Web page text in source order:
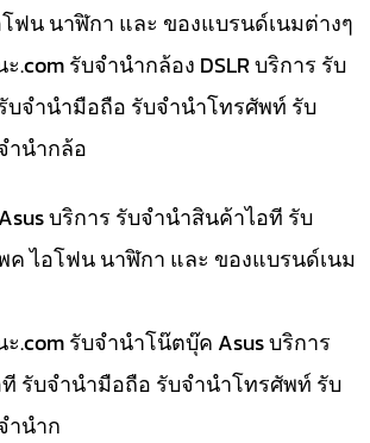
ฟน นาฬิกา และ ของแบรนด์เนมต่างๆ
รับจำนำกล้อง DSLR บริการ รับ
บจำนำมือถือ รับจำนำโทรศัพท์ รับ
ำนำกล้อ
บริการ รับจำนำสินค้าไอที รับ
ค ไอโฟน นาฬิกา และ ของแบรนด์เนม
.com รับจำนำโน๊ตบุ๊ค Asus บริการ
รับจำนำมือถือ รับจำนำโทรศัพท์ รับ
ำนำก